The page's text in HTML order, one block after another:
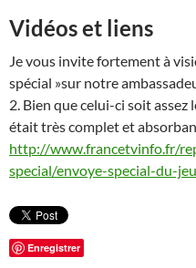
Vidéos et liens
Je vous invite fortement à
spécial »sur notre
2. Bien que celui-ci soit assez
était très complet et
http://www.francetvinfo.fr/
special/envoye-special-du-
Enregistrer